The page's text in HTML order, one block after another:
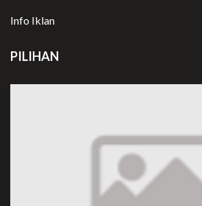
Info Iklan
PILIHAN